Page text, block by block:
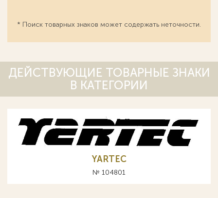
* Поиск товарных знаков может содержать неточности.
ДЕЙСТВУЮЩИЕ ТОВАРНЫЕ ЗНАКИ
В КАТЕГОРИИ
YARTEC
№ 104801